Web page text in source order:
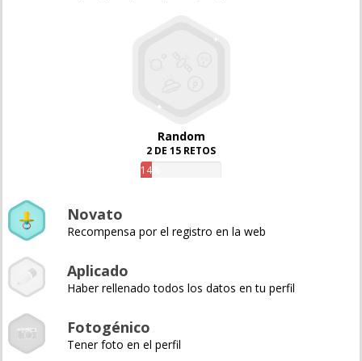
Random
2 DE 15 RETOS
14%
Novato
Recompensa por el registro en la web
Aplicado
Haber rellenado todos los datos en tu perfil
Fotogénico
Tener foto en el perfil